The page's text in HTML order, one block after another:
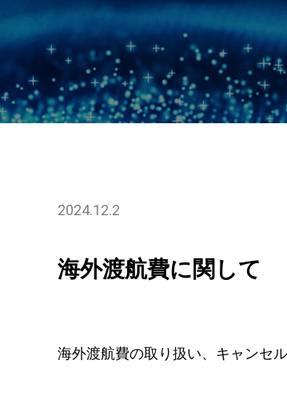
2024.12.2
海外渡航費に関して
海外渡航費の取り扱い、キャンセ